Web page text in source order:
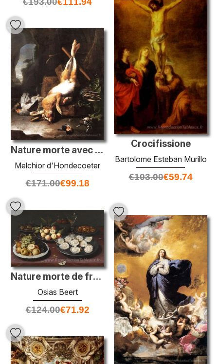
Crocifissione
Bartolome Esteban Murillo
€103.00€59.74
Nature morte avec le trophée de chasse
Melchior d'Hondecoeter
€171.00€99.18
Nature morte de fruits et une assiette d'huîtres
Osias Beert
€124.00€71.92